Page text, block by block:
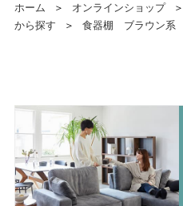
ホーム ＞ オンラインショップ ＞
から探す
＞ 食器棚 ブラウン系